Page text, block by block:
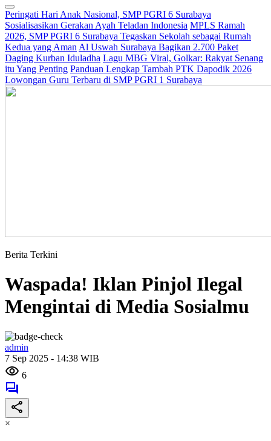
Peringati Hari Anak Nasional, SMP PGRI 6 Surabaya
Sosialisasikan Gerakan Ayah Teladan Indonesia MPLS Ramah
2026, SMP PGRI 6 Surabaya Tegaskan Sekolah sebagai Rumah
Kedua yang Aman Al Uswah Surabaya Bagikan 2.700 Paket
Daging Kurban Iduladha Lagu MBG Viral, Golkar: Rakyat Senang
itu Yang Penting Panduan Lengkap Tambah PTK Dapodik 2026
Lowongan Guru Terbaru di SMP PGRI 1 Surabaya
Berita Terkini
Waspada! Iklan Pinjol Ilegal
Mengintai di Media Sosialmu
admin
7 Sep 2025 - 14:38 WIB
6
×